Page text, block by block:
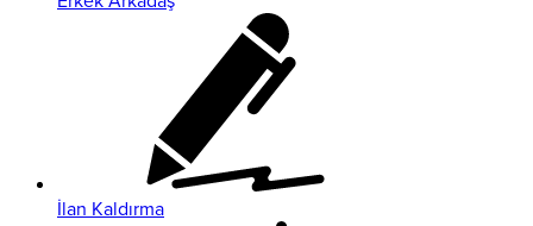
İlan Kaldırma